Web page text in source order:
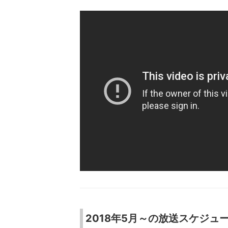
2018年5月～の放送スケジュ